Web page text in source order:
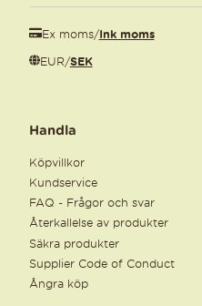
Ex moms/Ink moms
EUR/SEK
Handla
Köpvillkor
Kundservice
FAQ - Frågor och svar
Återkallelse av produkter
Säkra produkter
Supplier Code of Conduct
Ångra köp